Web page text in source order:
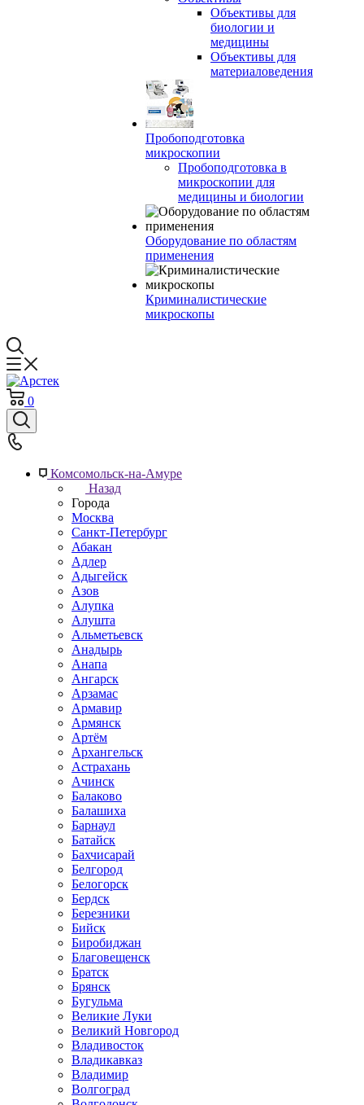
Объективы для
биологии и
медицины
Объективы для
материаловедения
Пробоподготовка
микроскопии
Пробоподготовка в
микроскопии для
медицины и биологии
Оборудование по областям
применения
Криминалистические
микроскопы
0
Комсомольск-на-Амуре
Назад
Города
Москва
Санкт-Петербург
Абакан
Адлер
Адыгейск
Азов
Алупка
Алушта
Альметьевск
Анадырь
Анапа
Ангарск
Арзамас
Армавир
Армянск
Артём
Архангельск
Астрахань
Ачинск
Балаково
Балашиха
Барнаул
Батайск
Бахчисарай
Белгород
Белогорск
Бердск
Березники
Бийск
Биробиджан
Благовещенск
Братск
Брянск
Бугульма
Великие Луки
Великий Новгород
Владивосток
Владикавказ
Владимир
Волгоград